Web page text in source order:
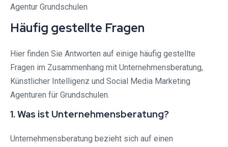
Häufig gestellte Fragen
Hier finden Sie Antworten auf einige häufig gestellte
Fragen im Zusammenhang mit Unternehmensberatung,
Künstlicher Intelligenz und Social Media Marketing
Agenturen für Grundschulen.
1. Was ist Unternehmensberatung?
Unternehmensberatung bezieht sich auf einen